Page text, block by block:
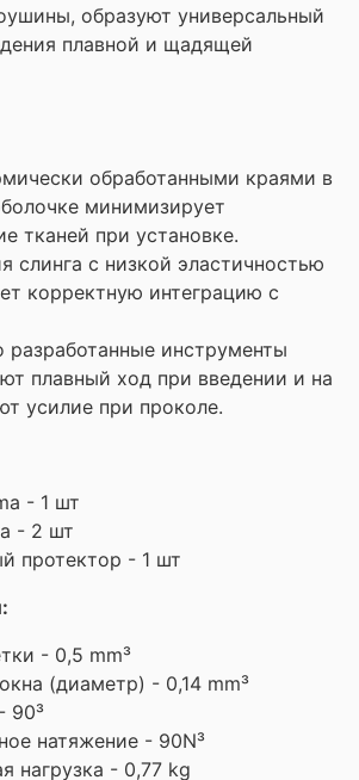
образуют универсальный
плавной и щадящей
обработанными краями в
минимизирует
тканей при установке.
слинга с низкой эластичностью
корректную интеграцию с
разработанные инструменты
плавный ход при введении и на
усилие при проколе.
- 1 шт
- 2 шт
протектор - 1 шт
- 0,5 mm³
(диаметр) - 0,14 mm³
90³
натяжение - 90N³
нагрузка - 0,77 kg